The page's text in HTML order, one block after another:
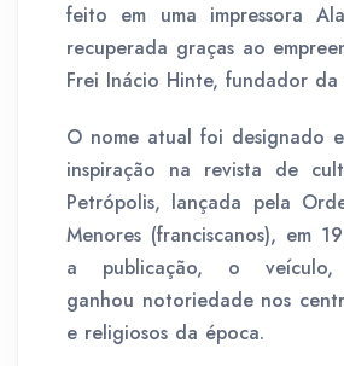
feito em uma impressora
recuperada graças ao
Frei Inácio Hinte, fundador da
O nome atual foi designado
inspiração na revista de
Petrópolis, lançada pela
Menores (franciscanos), em
a publicação, o veículo,
ganhou notoriedade nos
e religiosos da época.